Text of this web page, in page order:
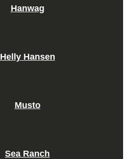
Hanwag
Helly Hansen
Musto
Sea Ranch